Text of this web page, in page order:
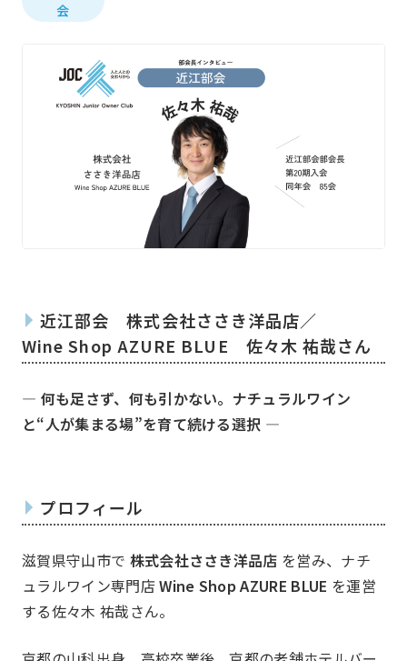
会
近江部会 株式会社ささき洋品店／
Wine Shop AZURE BLUE 佐々木 祐哉さん
― 何も足さず、何も引かない。ナチュラルワイン
と“人が集まる場”を育て続ける選択 ―
プロフィール
滋賀県守山市で 株式会社ささき洋品店 を営み、ナチ
ュラルワイン専門店Wine Shop AZURE BLUE を運営
する佐々木 祐哉さん。